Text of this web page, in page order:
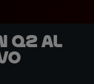
Q2 al